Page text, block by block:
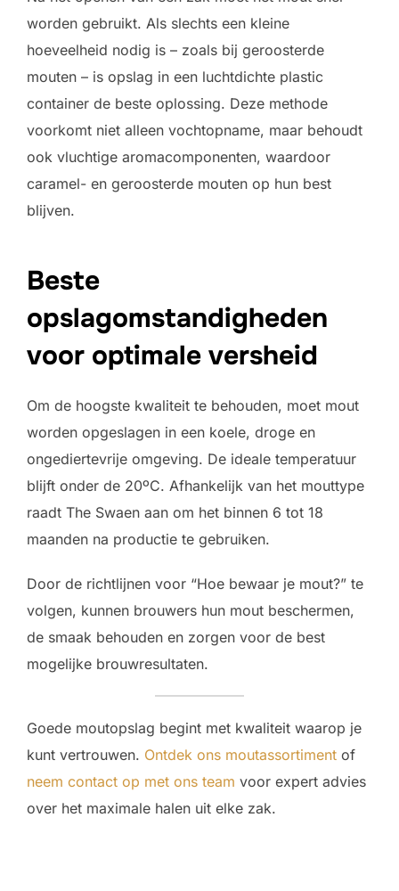
worden gebruikt. Als slechts een kleine
hoeveelheid nodig is – zoals bij geroosterde
mouten – is opslag in een luchtdichte plastic
container de beste oplossing. Deze methode
voorkomt niet alleen vochtopname, maar behoudt
ook vluchtige aromacomponenten, waardoor
caramel- en geroosterde mouten op hun best
blijven.
Beste
opslagomstandigheden
voor optimale versheid
Om de hoogste kwaliteit te behouden, moet mout
worden opgeslagen in een koele, droge en
ongediertevrije omgeving. De ideale temperatuur
blijft onder de 20ºC. Afhankelijk van het mouttype
raadt The Swaen aan om het binnen 6 tot 18
maanden na productie te gebruiken.
Door de richtlijnen voor “Hoe bewaar je mout?” te
volgen, kunnen brouwers hun mout beschermen,
de smaak behouden en zorgen voor de best
mogelijke brouwresultaten.
Goede moutopslag begint met kwaliteit waarop je
kunt vertrouwen. Ontdek ons moutassortiment of
neem contact op met ons team voor expert advies
over het maximale halen uit elke zak.